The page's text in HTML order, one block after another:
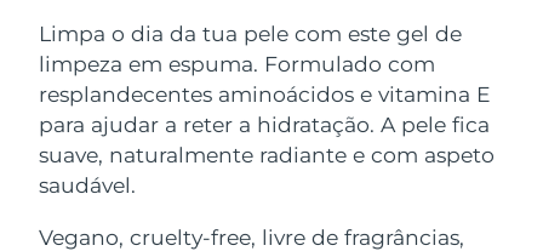
Limpa o dia da tua pele com este gel de
limpeza em espuma. Formulado com
resplandecentes aminoácidos e vitamina E
para ajudar a reter a hidratação. A pele fica
suave, naturalmente radiante e com aspeto
saudável.
Vegano, cruelty-free, livre de fragrâncias,